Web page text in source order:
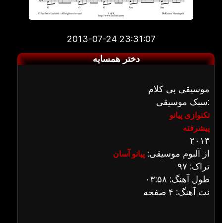
2013-07-24 23:31:07
دختر همسایه
موسیقی بی کلام
سبک موسیقی:
تکنوازی پیانو
پیشرفته
۲۰۱۳
از آلبوم موسیقی: پیانو آسان
تراک: ۹۷
طول آهنگ: ۰۳:۵۸
نت آهنگ: ۴ صفحه